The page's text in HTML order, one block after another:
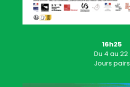
16h25
Du 4 au 22
Jours pairs